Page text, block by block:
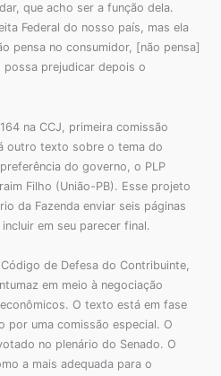
que acho ser a função dela.
Federal do nosso país, mas ela
pensa no consumidor, [não pensa]
possa prejudicar depois o
na CCJ, primeira comissão
outro texto sobre o tema do
do governo, o PLP
Filho (União-PB). Esse projeto
da Fazenda enviar seis páginas
em seu parecer final.
de Defesa do Contribuinte,
em meio à negociação
O texto está em fase
por uma comissão especial. O
no plenário do Senado. O
a mais adequada para o